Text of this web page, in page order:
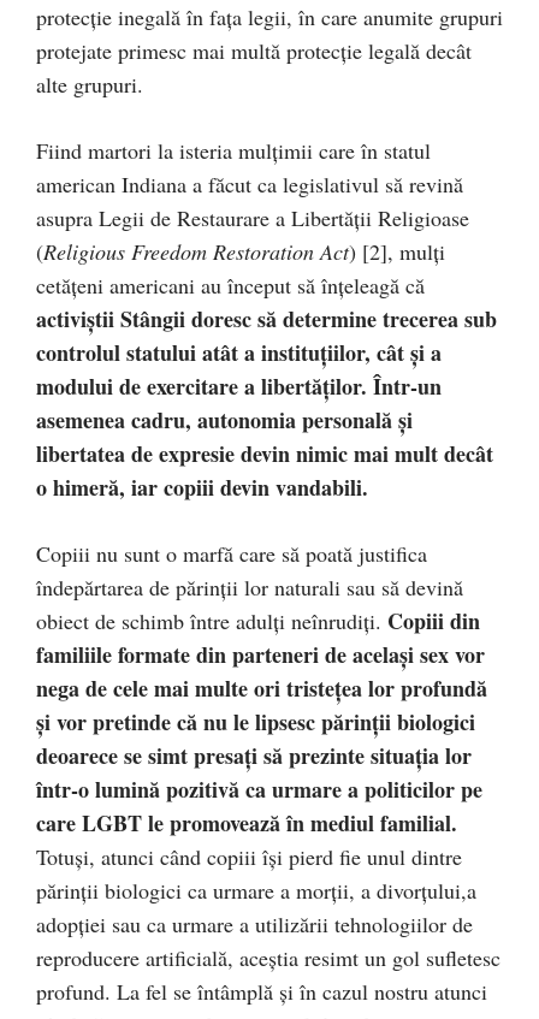
protecție inegală în fața legii, în care anumite grupuri
protejate primesc mai multă protecție legală decât
alte grupuri.
Fiind martori la isteria mulțimii care în statul
american Indiana a făcut ca legislativul să revină
asupra Legii de Restaurare a Libertății Religioase
(Religious Freedom Restoration Act) [2], mulți
cetățeni americani au început să înțeleagă că
activiștii Stângii doresc să determine trecerea sub
controlul statului atât a instituțiilor, cât și a
modului de exercitare a libertăților. Într-un
asemenea cadru, autonomia personală și
libertatea de expresie devin nimic mai mult decât
o himeră, iar copiii devin vandabili.
Copiii nu sunt o marfă care să poată justifica
îndepărtarea de părinții lor naturali sau să devină
obiect de schimb între adulți neînrudiți. Copiii din
familiile formate din parteneri de același sex vor
nega de cele mai multe ori tristețea lor profundă
și vor pretinde că nu le lipsesc părinții biologici
deoarece se simt presați să prezinte situația lor
într-o lumină pozitivă ca urmare a politicilor pe
care LGBT le promovează în mediul familial.
Totuși, atunci când copiii își pierd fie unul dintre
părinții biologici ca urmare a morții, a divorțului,a
adopției sau ca urmare a utilizării tehnologiilor de
reproducere artificială, aceștia resimt un gol sufletesc
profund. La fel se întâmplă și în cazul nostru atunci